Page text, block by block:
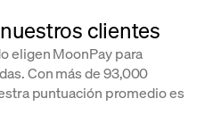
clientes
eligen MoonPay para
Con más de 93,000
puntuación promedio es